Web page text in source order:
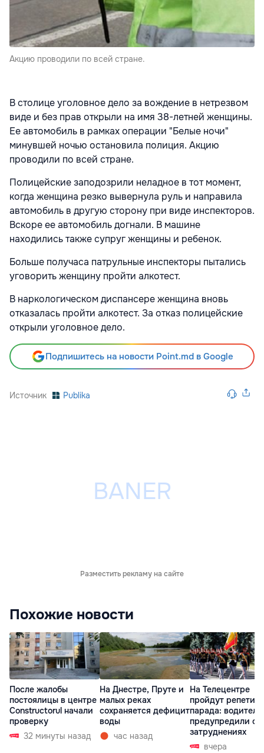
Акцию проводили по всей стране.
В столице уголовное дело за вождение в нетрезвом
виде и без прав открыли на имя 38-летней женщины.
Ее автомобиль в рамках операции "Белые ночи"
минувшей ночью остановила полиция. Акцию
проводили по всей стране.
Полицейские заподозрили неладное в тот момент,
когда женщина резко вывернула руль и направила
автомобиль в другую сторону при виде инспекторов.
Вскоре ее автомобиль догнали. В машине
находились также супруг женщины и ребенок.
Больше получаса патрульные инспекторы пытались
уговорить женщину пройти алкотест.
В наркологическом диспансере женщина вновь
отказалась пройти алкотест. За отказ полицейские
открыли уголовное дело.
Подпишитесь на новости Point.md в Google
Источник Publika
Разместить рекламу на сайте
Похожие новости
После жалобы
постоялицы в центре
Constructorul начали
проверку
32 минуты назад
На Днестре, Пруте и
малых реках
сохраняется дефицит
воды
час назад
На Телецентре
пройдут
парада:
предупредили о
затруднениях
вчера